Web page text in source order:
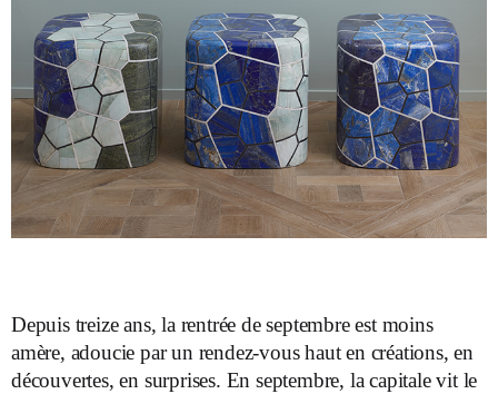
Depuis treize ans, la rentrée de septembre est moins
amère, adoucie par un rendez-vous haut en créations, en
découvertes, en surprises. En septembre, la capitale vit le